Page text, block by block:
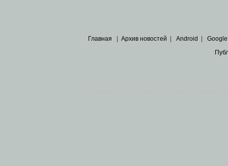
Главная Архив новостей Android Google